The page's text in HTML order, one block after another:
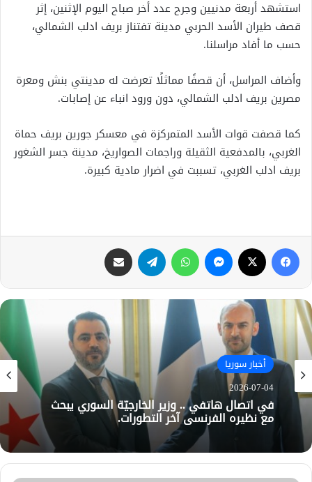
استشهد أربعة مدنيين وجرح عدد أخر صباح اليوم الإثنين، إثر
قصف طيران الأسد الحربي مدينة تفتناز بريف ادلب الشمالي،
حسب ما أفاد مراسلنا.
وأضاف المراسل، أن قصفًا مماثلًا تعرضت له مدينتي بنش ومعرة
مصرين بريف ادلب الشمالي، دون ورود انباء عن إصابات.
كما قصفت قوات الأسد المتمركزة في معسكر جورين بريف حماة
الغربي، بالمدفعية الثقيلة وراجمات الصواريخ، مدينة جسر الشغور
بريف ادلب الغربي، تسببت في اضرار مادية كبيرة.
فيسبوك ماسنجر واتساب تيلقرام
أخبار سوريا
2026-07-04
في اتصال هاتفي .. وزير الخارجيّة السوري يبحث
مع نظيره الفرنسي آخر التطورات.